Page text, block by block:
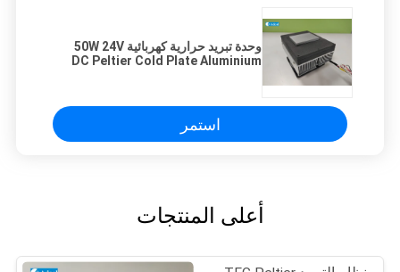
وحدة تبريد حرارية كهربائية 50W 24V
DC Peltier Cold Plate Aluminium
استمر
أعلى المنتجات